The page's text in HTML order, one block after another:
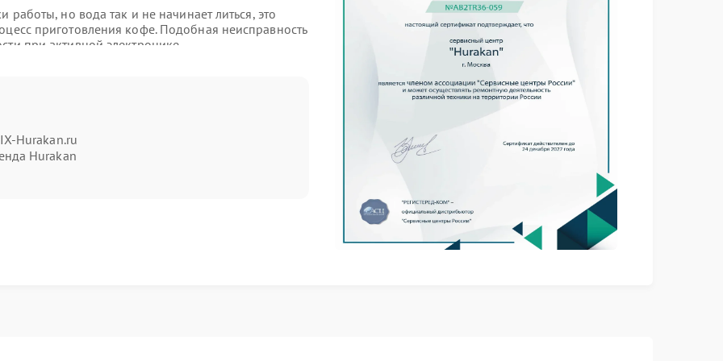
работы, но вода так и не начинает литься, это
приготовления кофе. Подобная неисправность
при активной электронике.
конструкции. Важно точно определить, где
работу.
Hurakan.ru
Hurakan